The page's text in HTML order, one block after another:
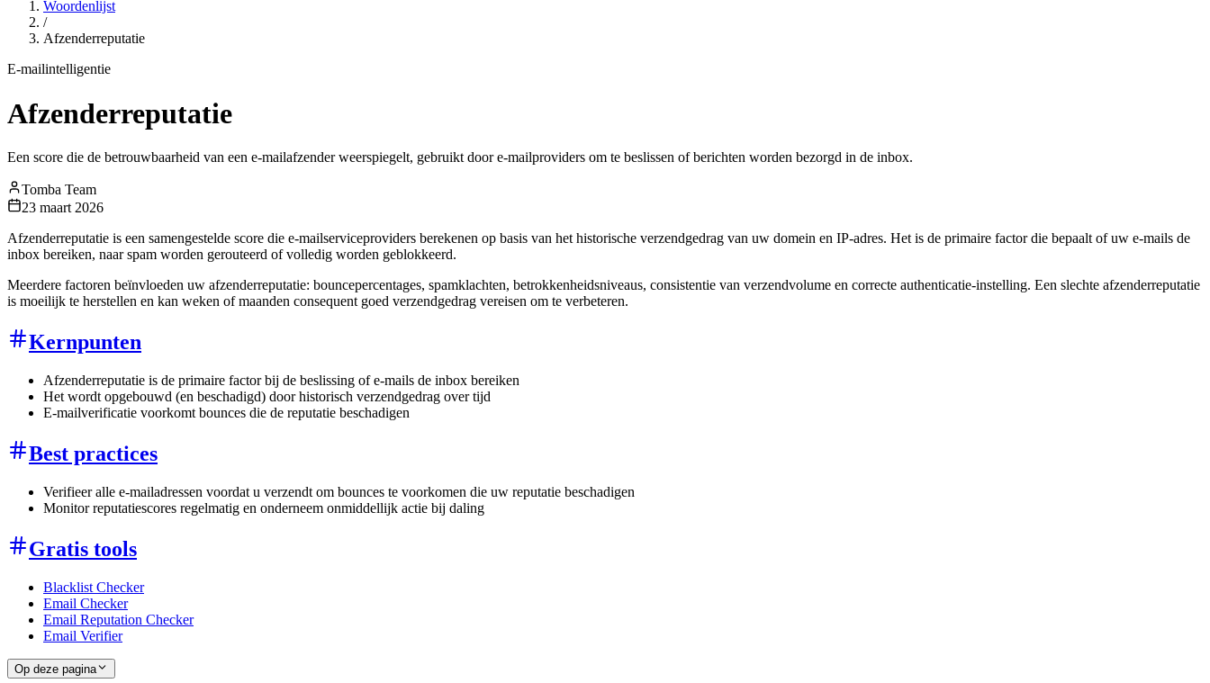
Woordenlijst
/
Afzenderreputatie
E-mailintelligentie
Afzenderreputatie
Een score die de betrouwbaarheid van een e-mailafzender weerspiegelt, gebruikt door e-mailproviders om te beslissen of berichten worden bezorgd in de inbox.
Tomba Team
23 maart 2026
Afzenderreputatie is een samengestelde score die e-mailserviceproviders berekenen op basis van het historische verzendgedrag van uw domein en IP-adres. Het is de primaire factor die bepaalt of uw e-mails de
inbox bereiken, naar spam worden gerouteerd of volledig worden geblokkeerd.
Meerdere factoren beïnvloeden uw afzenderreputatie: bouncepercentages, spamklachten, betrokkenheidsniveaus, consistentie van verzendvolume en correcte authenticatie-instelling. Een slechte afzenderreputatie
is moeilijk te herstellen en kan weken of maanden consequent goed verzendgedrag vereisen om te verbeteren.
Kernpunten
Afzenderreputatie is de primaire factor bij de beslissing of e-mails de inbox bereiken
Het wordt opgebouwd (en beschadigd) door historisch verzendgedrag over tijd
E-mailverificatie voorkomt bounces die de reputatie beschadigen
Best practices
Verifieer alle e-mailadressen voordat u verzendt om bounces te voorkomen die uw reputatie beschadigen
Monitor reputatiescores regelmatig en onderneem onmiddellijk actie bij daling
Gratis tools
Blacklist Checker
Email Checker
Email Reputation Checker
Email Verifier
Op deze pagina